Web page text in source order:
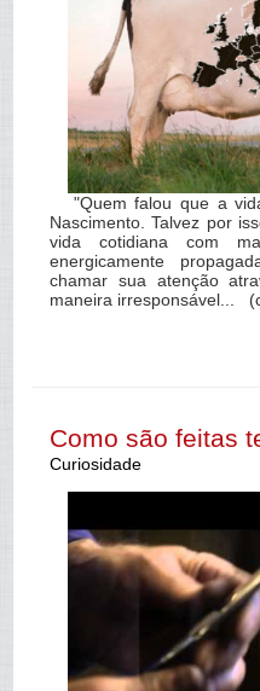
"Quem falou que a
Nascimento. Talvez por
vida cotidiana com
energicamente
chamar sua atenção
maneira irresponsável...
Como são feitas
Curiosidade